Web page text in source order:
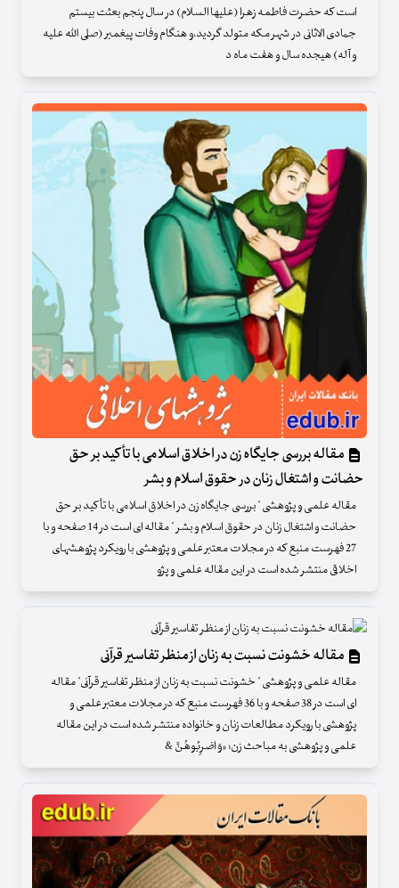
است که حضرت فاطمه زهرا (علیها السلام) در سال پنجم بعثت بیستم
جمادی الاثانی در شهر مکه متولد گردید،و هنگام وفات پیغمبر (صلی الله علیه
و آله) هیجده سال و هفت ماه د
مقاله بررسی جایگاه زن در اخلاق اسلامی با تأکید بر حق
حضانت و اشتغال زنان در حقوق اسلام و بشر
مقاله علمی و پژوهشی " بررسی جایگاه زن در اخلاق اسلامی با تأکید بر حق
حضانت و اشتغال زنان در حقوق اسلام و بشر " مقاله ای است در 14 صفحه و با
27 فهرست منبع که در مجلات معتبر علمی و پژوهشی با رویکرد پژوهشهای
اخلاقی منتشر شده است در این مقاله علمی و پژو
مقاله خشونت نسبت به زنان از منظر تفاسیر قرآنی
مقاله علمی و پژوهشی " خشونت نسبت به زنان از منظر تفاسیر قرآنی" مقاله
ای است در 38 صفحه و با 36 فهرست منبع که در مجلات معتبر علمی و
پژوهشی با رویکرد مطالعات زنان و خانواده منتشر شده است در این مقاله
علمی و پژوهشی به مباحث زن؛ «وَ اضرِبُوهُنَّ &